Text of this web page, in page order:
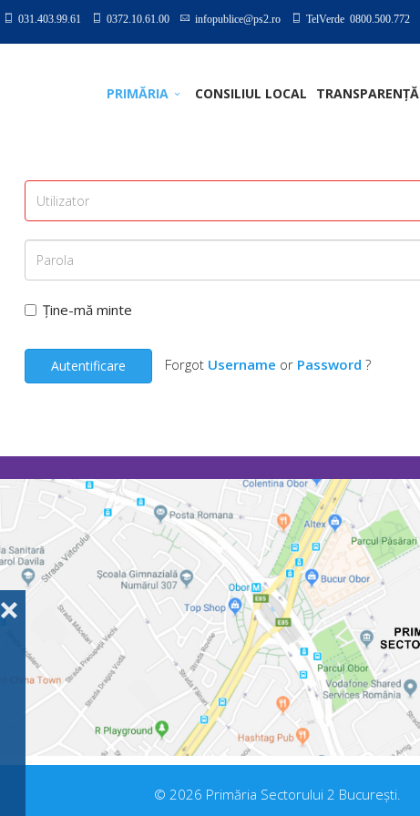
❌
031.403.99.61 0372.10.61.00 infopublice@ps2.ro TelVerde 0800.500.772
PRIMĂRIA CONSILIUL LOCAL TRANSPARENȚĂ
Ține-mă minte
Autentificare Forgot Username or Password ?
© 2026 Primăria Sectorului 2 București.